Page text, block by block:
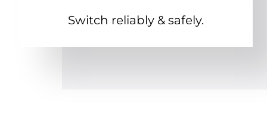
Switch reliably & safely.